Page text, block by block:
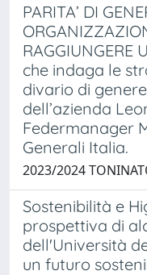
PARITA’ DI
che indaga le
divario di
dell’azienda
Federmanager
Generali Italia.
2023/2024
Sostenibilità e
prospettiva di
dell'Università
un futuro